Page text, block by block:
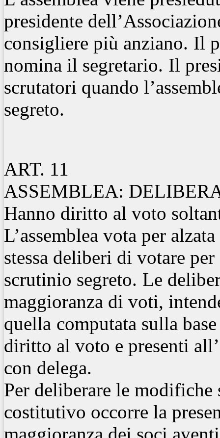
presidente
consigliere più anziano. Il
nomina il segretario. Il
scrutatori quando
segreto.
ART. 11
ASSEMBLEA:
Hanno diritto al voto
L’assemblea vota per
stessa deliberi di votare
scrutinio segreto. Le
maggioranza di voti,
quella computata sulla
diritto al voto e presenti
con delega.
Per deliberare le modifiche
costitutivo occorre la
maggioranza dei soci